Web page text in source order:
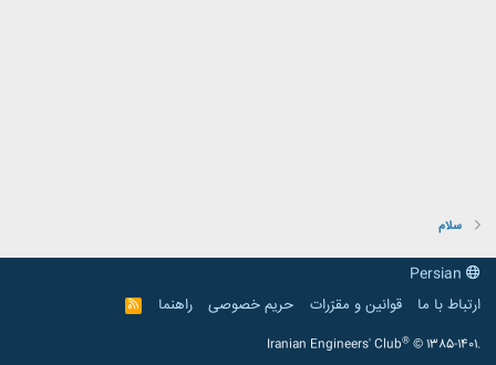
سلام
ارتباط با ما
قوانین و مقرّرات حریم خصوصی راهنما
R
S
Iranian Engineers' Club® © 1385-1401.